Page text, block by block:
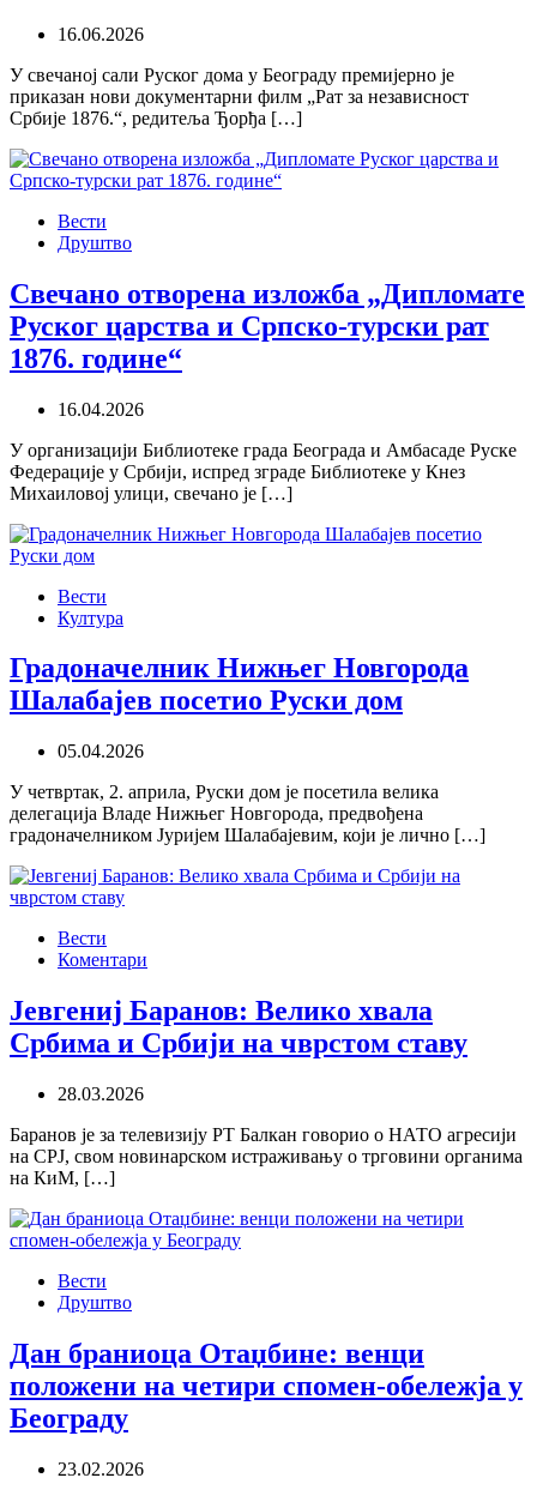
16.06.2026
У свечаној сали Руског дома у Београду премијерно је
приказан нови документарни филм „Рат за независност
Србије 1876.“, редитеља Ђорђа […]
Вести
Друштво
Свечано отворена изложба „Дипломате
Руског царства и Српско-турски рат
1876. године“
16.04.2026
У организацији Библиотеке града Београда и Амбасаде Руске
Федерације у Србији, испред зграде Библиотеке у Кнез
Михаиловој улици, свечано је […]
Вести
Култура
Градоначелник Нижњег Новгорода
Шалабајев посетио Руски дом
05.04.2026
У четвртак, 2. априла, Руски дом је посетила велика
делегација Владе Нижњег Новгорода, предвођена
градоначелником Јуријем Шалабајевим, који је лично […]
Вести
Коментари
Јевгениј Баранов: Велико хвала
Србима и Србији на чврстом ставу
28.03.2026
Баранов је за телевизију РТ Балкан говорио о НАТО агресији
на СРЈ, свом новинарском истраживању о трговини органима
на КиМ, […]
Вести
Друштво
Дан браниоца Отаџбине: венци
положени на четири спомен-обележја у
Београду
23.02.2026